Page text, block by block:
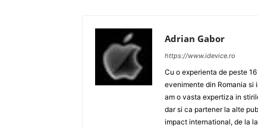
Adrian Gabor
https://www.idevice.ro
Cu o experienta de peste
evenimente din Romania
am o vasta expertiza in
dar si ca partener la alte
impact international, de la